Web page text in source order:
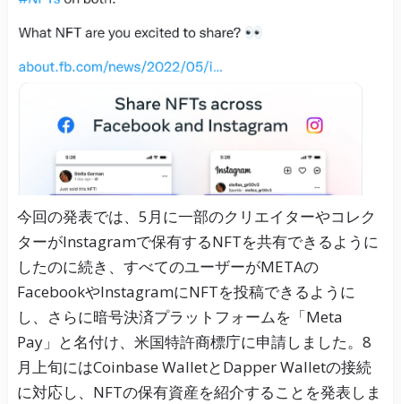
今回の発表では、5月に一部のクリエイターやコレク
ターがInstagramで保有するNFTを共有できるように
したのに続き、すべてのユーザーがMETAの
FacebookやInstagramにNFTを投稿できるように
し、さらに暗号決済プラットフォームを「Meta
Pay」と名付け、米国特許商標庁に申請しました。8
月上旬にはCoinbase WalletとDapper Walletの接続
に対応し、NFTの保有資産を紹介することを発表しま